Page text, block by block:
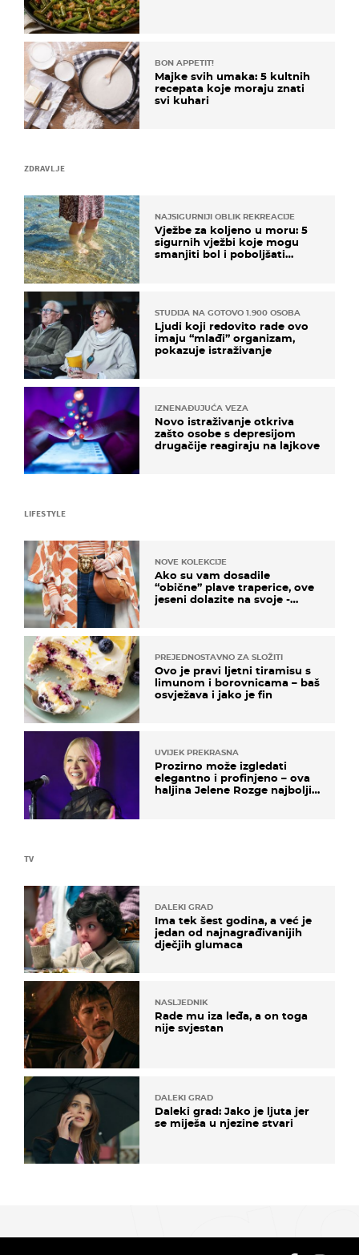
ZDRAVLJE
NAJSIGURNIJI OBLIK REKREACIJE
Vježbe za koljeno u moru: 5
sigurnih vježbi koje mogu
smanjiti bol i poboljšati
STUDIJA NA GOTOVO 1.900 OSOBA
Ljudi koji redovito rade ovo
imaju “mlađi” organizam,
pokazuje istraživanje
IZNENAĐUJUĆA VEZA
Novo istraživanje otkriva
zašto osobe s depresijom
drugačije reagiraju na lajkove
TV
DALEKI GRAD
Ima tek šest godina, a već je
jedan od najnagrađivanijih
dječjih glumaca
NASLJEDNIK
Rade mu iza leđa, a on toga
nije svjestan
DALEKI GRAD
Daleki grad: Jako je ljuta jer
se miješa u njezine stvari
BON APPETIT!
Majke svih umaka: 5 kultnih
recepata koje moraju znati
svi kuhari
LIFESTYLE
NOVE KOLEKCIJE
Ako su vam dosadile
“obične” plave traperice, ove
jeseni dolazite na svoje -
PREJEDNOSTAVNO ZA SLOŽITI
Ovo je pravi ljetni tiramisu s
limunom i borovnicama – baš
osvježava i jako je fin
UVIJEK PREKRASNA
Prozirno može izgledati
elegantno i profinjeno – ova
haljina Jelene Rozge najbolji